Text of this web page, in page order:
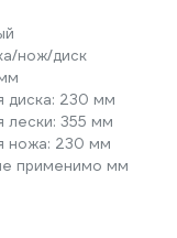
нож/диск
диска: 230 мм
лески: 355 мм
ножа: 230 мм
применимо мм